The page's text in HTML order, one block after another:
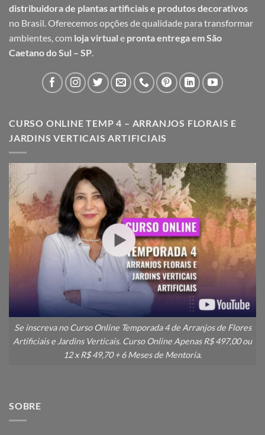
distribuidora de plantas artificiais e produtos decorativos
no Brasil. Oferecemos opções de qualidade para transformar
ambientes, com loja virtual e pronta entrega em São
Caetano do Sul – SP.
CURSO ONLINE TEMP 4 – ARRANJOS FLORAIS E
JARDINS VERTICAIS ARTIFICIAIS
Se inscreva no Curso Online Temporada 4 de Arranjos de Flores
Artificiais e Jardins Verticais. Curso Online Apenas R$ 497,00 ou
12 x R$ 49,70 + 6 Meses de Mentoria.
SOBRE